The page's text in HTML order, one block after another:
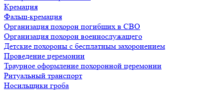
Кремация
Фальш-кремация
Организация похорон погибших в СВО
Организация похорон военнослужащего
Детские похороны с бесплатным захоронением
Проведение церемонии
Траурное оформление похоронной церемонии
Ритуальный транспорт
Носильщики гроба